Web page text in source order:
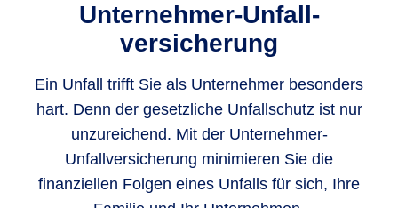
Unternehmer-Unfall­
versicherung
Ein Unfall trifft Sie als Unternehmer besonders
hart. Denn der gesetzliche Unfallschutz ist nur
unzureichend. Mit der Unternehmer-
Unfallversicherung minimieren Sie die
finanziellen Folgen eines Unfalls für sich, Ihre